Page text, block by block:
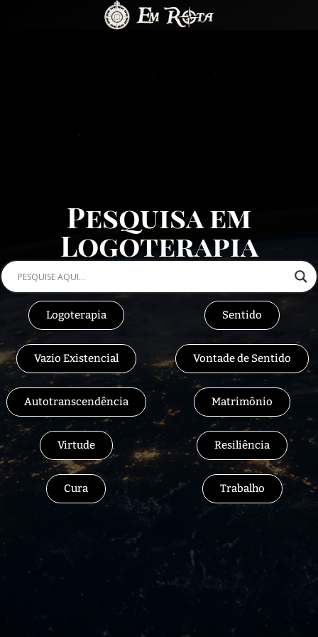
Pesquisa em
Logoterapia
Logoterapia Sentido
Vazio Existencial Vontade de Sentido
Autotranscendência Matrimônio
Virtude Resiliência
Cura Trabalho